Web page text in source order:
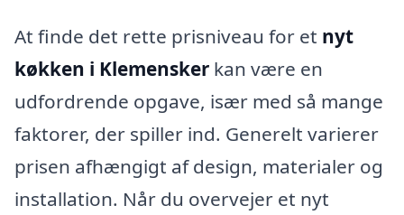
At finde det rette prisniveau for et nyt
køkken i Klemensker kan være en
udfordrende opgave, især med så mange
faktorer, der spiller ind. Generelt varierer
prisen afhængigt af design, materialer og
installation. Når du overvejer et nyt